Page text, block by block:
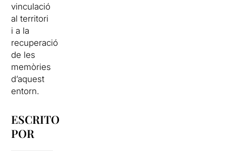
vinculació
al territori
i a la
recuperació
de les
memòries
d’aquest
entorn.
ESCRITO
POR